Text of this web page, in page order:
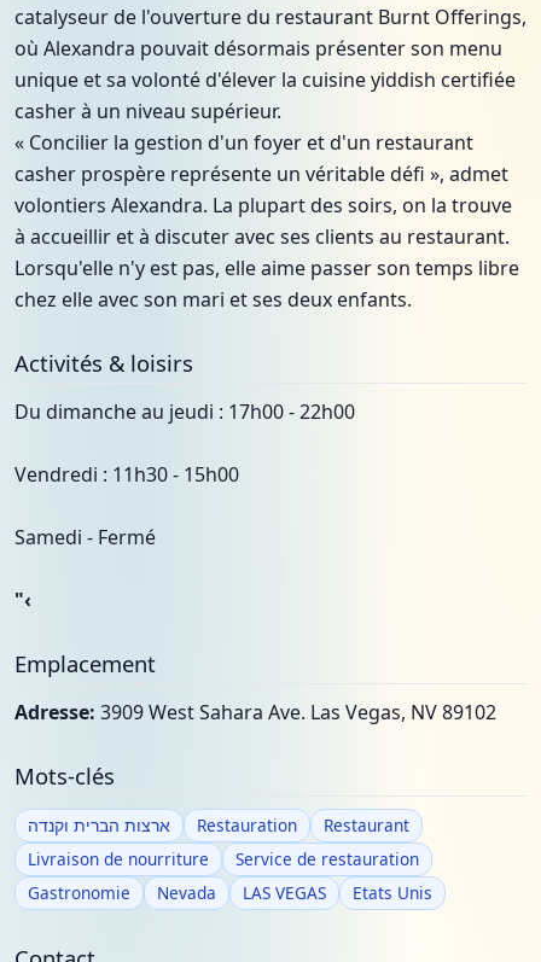
catalyseur de l'ouverture du restaurant Burnt Offerings,
où Alexandra pouvait désormais présenter son menu
unique et sa volonté d'élever la cuisine yiddish certifiée
casher à un niveau supérieur.
« Concilier la gestion d'un foyer et d'un restaurant
casher prospère représente un véritable défi », admet
volontiers Alexandra. La plupart des soirs, on la trouve
à accueillir et à discuter avec ses clients au restaurant.
Lorsqu'elle n'y est pas, elle aime passer son temps libre
chez elle avec son mari et ses deux enfants.
Activités & loisirs
Du dimanche au jeudi : 17h00 - 22h00
Vendredi : 11h30 - 15h00
Samedi - Fermé
"‹
Emplacement
Adresse: 3909 West Sahara Ave. Las Vegas, NV 89102
Mots-clés
ארצות הברית וקנדה Restauration
Restaurant
Livraison de nourriture
Service de restauration
Gastronomie
Nevada LAS VEGAS Etats Unis